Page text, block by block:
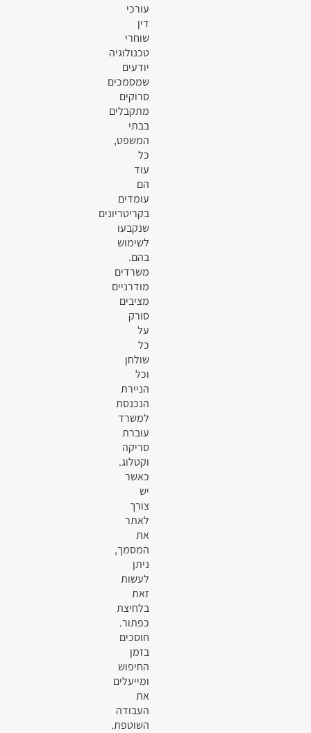
עורכי
דין
שוחרי
טכנולוגיה
יודעים
שמסמכים
סרוקים
מתקבלים
בבתי
המשפט,
כל
עוד
הם
עומדים
בקריטריונים
שנקבעו
לשימוש
בהם.
משרדים
מודרניים
מציבים
סורק
על
כל
שולחן
וכל
הניירת
הנכנסת
למשרד
עוברת
סריקה
וקטלוג.
כאשר
יש
צורך
לאתר
את
המסמך,
ניתן
לעשות
זאת
בלחיצת
כפתור.
חוסכים
בזמן
החיפוש
ומייעלים
את
העבודה
השוטפת.